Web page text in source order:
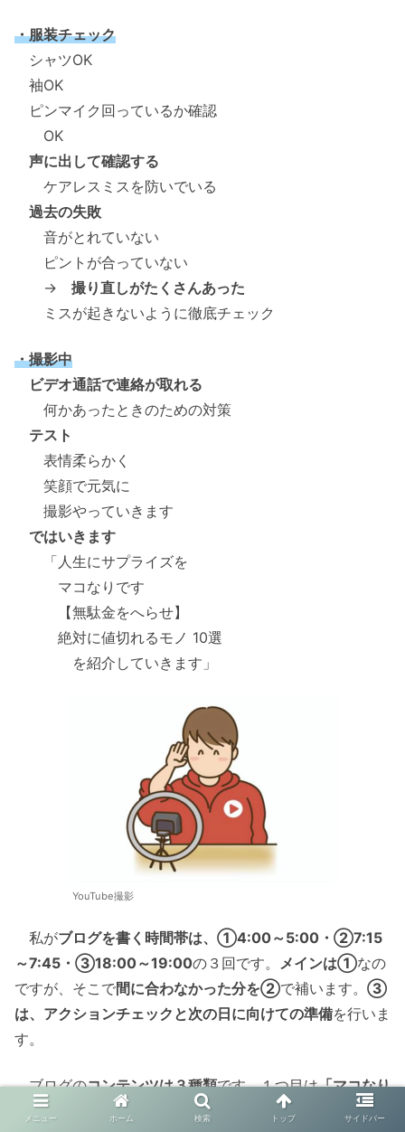
・服装チェック
シャツOK
袖OK
ピンマイク回っているか確認
OK
声に出して確認する
ケアレスミスを防いでいる
過去の失敗
音がとれていない
ピントが合っていない
→ 撮り直しがたくさんあった
ミスが起きないように徹底チェック
・撮影中
ビデオ通話で連絡が取れる
何かあったときのための対策
テスト
表情柔らかく
笑顔で元気に
撮影やっていきます
ではいきます
「人生にサプライズを
マコなりです
【無駄金をへらせ】
絶対に値切れるモノ 10選
を紹介していきます」
YouTube撮影
私がブログを書く時間帯は、①4:00～5:00・②7:15
～7:45・③18:00～19:00の３回です。 メインは①なの
ですが、そこで間に合わなかった分を②で補います。 ③
は、アクションチェックと次の日に向けての準備を行いま
す。
ブログのコンテンツは３種類です。１つ目は「マコなり
実験」
で、マコなり社長からの 学びを実践することで、
メニュー ホーム 検索 トップ サイドバー